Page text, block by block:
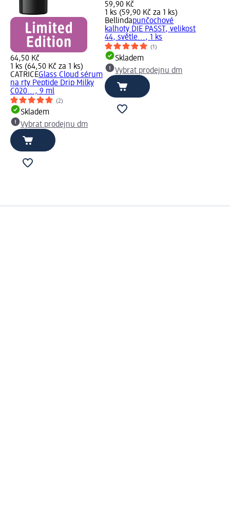
64,50 Kč
1 ks (64,50 Kč za 1 ks)
CATRICEGlass Cloud sérum
na rty Peptide Drip Milky
C020..., 9 ml
(2)
Skladem
Vybrat prodejnu dm
59,90 Kč
1 ks (59,90 Kč za 1 ks)
Bellindapunčochové
kalhoty DIE PASST, velikost
44, světle..., 1 ks
(1)
Skladem
Vybrat prodejnu dm